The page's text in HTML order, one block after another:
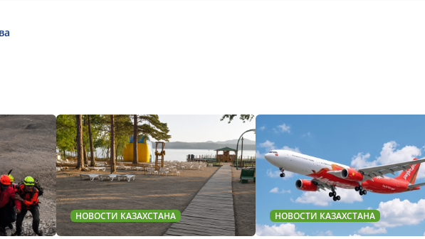
НОВОСТИ КАЗАХСТАНА НОВОСТИ КАЗАХСТАНА